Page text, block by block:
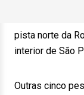
pista norte da
interior de São
Outras cinco